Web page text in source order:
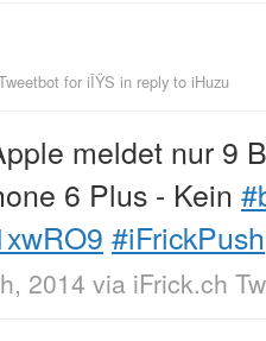
for iÎŸS in reply to iHuzu
meldet nur 9
6 Plus - Kein
#iFrickPush
2014 via iFrick.ch